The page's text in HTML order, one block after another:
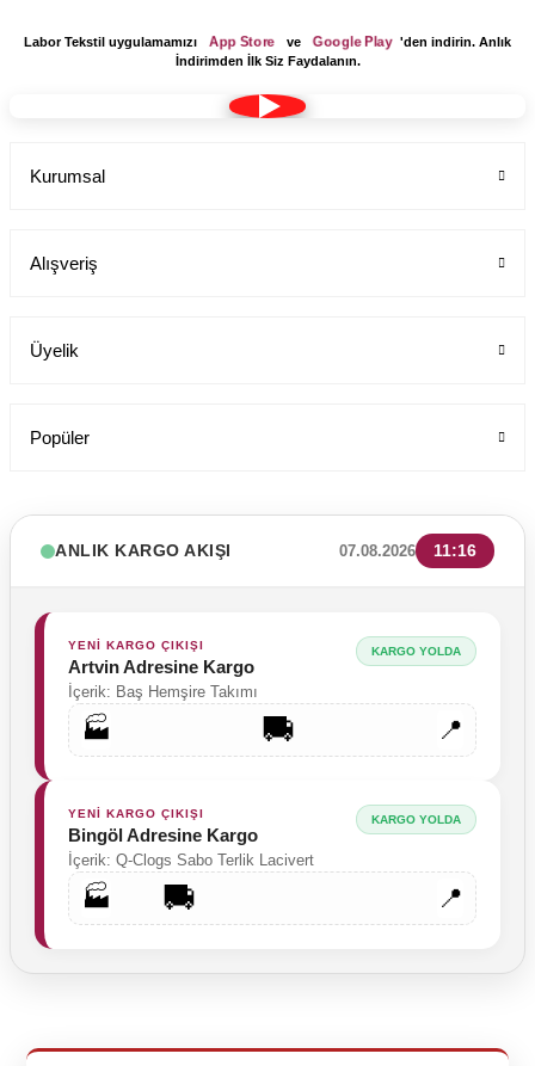
Labor Tekstil uygulamamızı App Store ve Google Play 'den indirin. Anlık
İndirimden İlk Siz Faydalanın.
Kurumsal
Alışveriş
Üyelik
Popüler
ANLIK KARGO AKIŞI 07.08.2026 11:16
YENİ KARGO ÇIKIŞI
Artvin Adresine Kargo
İçerik: Baş Hemşire Takımı
KARGO YOLDA
🏭 🚚 📍
YENİ KARGO ÇIKIŞI
Bingöl Adresine Kargo
İçerik: Q-Clogs Sabo Terlik Lacivert
KARGO YOLDA
🏭 🚚 📍